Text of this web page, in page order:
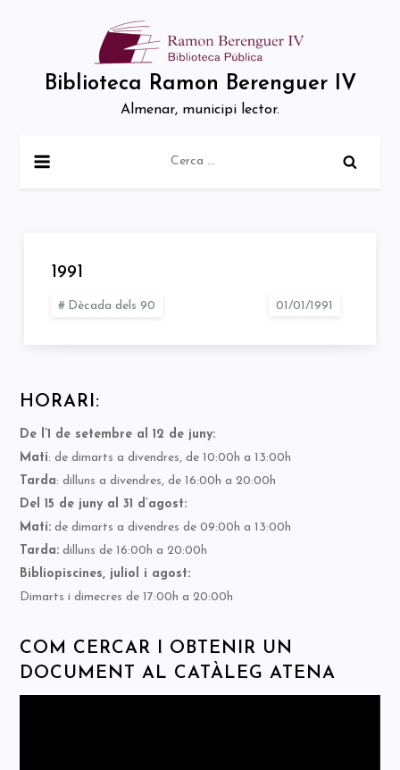
Biblioteca Ramon Berenguer IV
Almenar, municipi lector.
1991
Dècada dels 90
HORARI:
De l’1 de setembre al 12 de juny:
Matí: de dimarts a divendres, de 10:00h a 13:00h
Tarda: dilluns a divendres, de 16:00h a 20:00h
Del 15 de juny al 31 d’agost:
Matí: de dimarts a divendres de 09:00h a 13:00h
Tarda: dilluns de 16:00h a 20:00h
Bibliopiscines, juliol i agost:
Dimarts i dimecres de 17:00h a 20:00h
COM CERCAR I OBTENIR UN
DOCUMENT AL CATÀLEG ATENA